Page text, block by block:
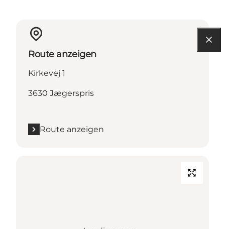
Route anzeigen
Kirkevej 1
3630 Jægerspris
Route anzeigen